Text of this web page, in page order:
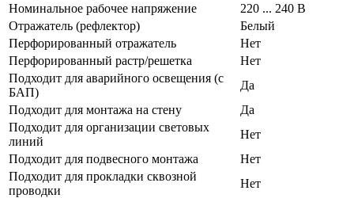
Номинальное рабочее напряжение
220 ... 240 В
Отражатель (рефлектор)
Белый
Перфорированный отражатель
Нет
Перфорированный растр/решетка
Нет
Подходит для аварийного освещения (с
БАП)
Да
Подходит для монтажа на стену
Да
Подходит для организации световых
линий
Нет
Подходит для подвесного монтажа
Нет
Подходит для прокладки сквозной
проводки
Нет